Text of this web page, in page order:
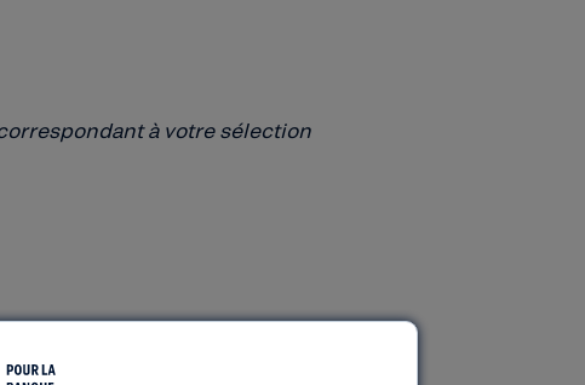
à votre sélection